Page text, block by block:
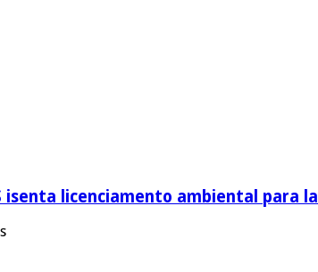
isenta licenciamento ambiental para